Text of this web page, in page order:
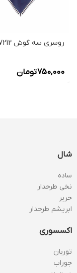
روسری سه گوش 077212
750,000تومان
شال
ساده
نخی طرحدار
حریر
ابریشم طرحدار
اکسسوری
توربان
جوراب